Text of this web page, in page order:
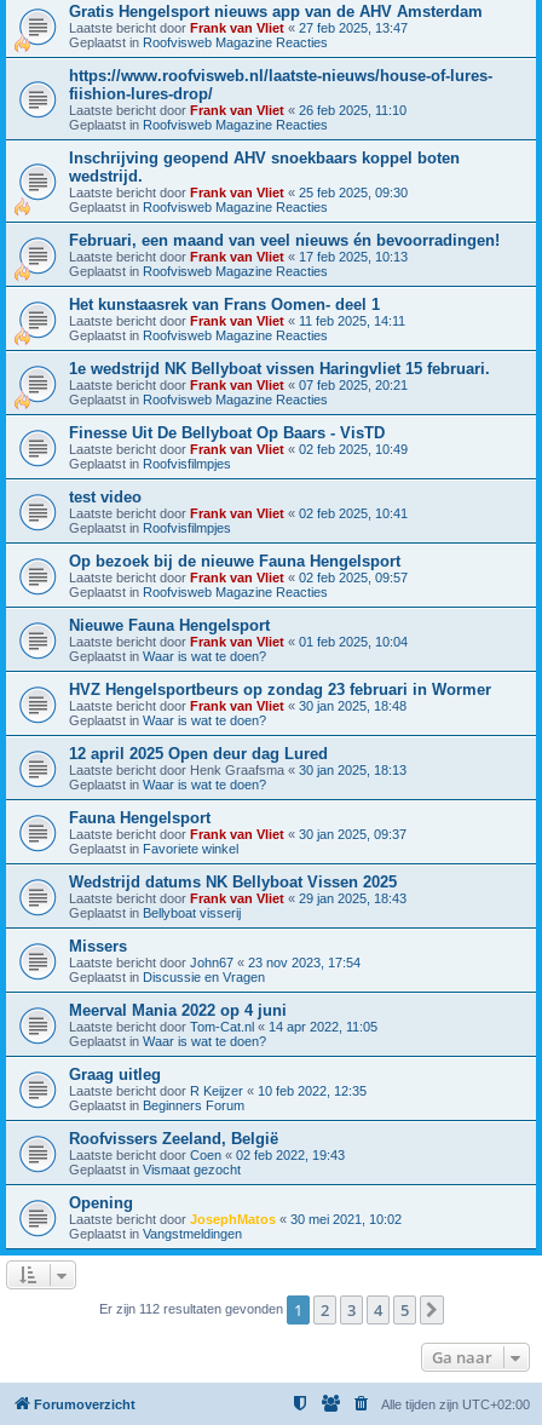
Gratis Hengelsport nieuws app van de AHV Amsterdam
Laatste bericht door Frank van Vliet « 27 feb 2025, 13:47
Geplaatst in Roofvisweb Magazine Reacties
https://www.roofvisweb.nl/laatste-nieuws/house-of-lures-
fiishion-lures-drop/
Laatste bericht door Frank van Vliet « 26 feb 2025, 11:10
Geplaatst in Roofvisweb Magazine Reacties
Inschrijving geopend AHV snoekbaars koppel boten
wedstrijd.
Laatste bericht door Frank van Vliet « 25 feb 2025, 09:30
Geplaatst in Roofvisweb Magazine Reacties
Februari, een maand van veel nieuws én bevoorradingen!
Laatste bericht door Frank van Vliet « 17 feb 2025, 10:13
Geplaatst in Roofvisweb Magazine Reacties
Het kunstaasrek van Frans Oomen- deel 1
Laatste bericht door Frank van Vliet « 11 feb 2025, 14:11
Geplaatst in Roofvisweb Magazine Reacties
1e wedstrijd NK Bellyboat vissen Haringvliet 15 februari.
Laatste bericht door Frank van Vliet « 07 feb 2025, 20:21
Geplaatst in Roofvisweb Magazine Reacties
Finesse Uit De Bellyboat Op Baars - VisTD
Laatste bericht door Frank van Vliet « 02 feb 2025, 10:49
Geplaatst in Roofvisfilmpjes
test video
Laatste bericht door Frank van Vliet « 02 feb 2025, 10:41
Geplaatst in Roofvisfilmpjes
Op bezoek bij de nieuwe Fauna Hengelsport
Laatste bericht door Frank van Vliet « 02 feb 2025, 09:57
Geplaatst in Roofvisweb Magazine Reacties
Nieuwe Fauna Hengelsport
Laatste bericht door Frank van Vliet « 01 feb 2025, 10:04
Geplaatst in Waar is wat te doen?
HVZ Hengelsportbeurs op zondag 23 februari in Wormer
Laatste bericht door Frank van Vliet « 30 jan 2025, 18:48
Geplaatst in Waar is wat te doen?
12 april 2025 Open deur dag Lured
Laatste bericht door Henk Graafsma « 30 jan 2025, 18:13
Geplaatst in Waar is wat te doen?
Fauna Hengelsport
Laatste bericht door Frank van Vliet « 30 jan 2025, 09:37
Geplaatst in Favoriete winkel
Wedstrijd datums NK Bellyboat Vissen 2025
Laatste bericht door Frank van Vliet « 29 jan 2025, 18:43
Geplaatst in Bellyboat visserij
Missers
Laatste bericht door John67 « 23 nov 2023, 17:54
Geplaatst in Discussie en Vragen
Meerval Mania 2022 op 4 juni
Laatste bericht door Tom-Cat.nl « 14 apr 2022, 11:05
Geplaatst in Waar is wat te doen?
Graag uitleg
Laatste bericht door R Keijzer « 10 feb 2022, 12:35
Geplaatst in Beginners Forum
Roofvissers Zeeland, België
Laatste bericht door Coen « 02 feb 2022, 19:43
Geplaatst in Vismaat gezocht
Opening
Laatste bericht door JosephMatos « 30 mei 2021, 10:02
Geplaatst in Vangstmeldingen
Er zijn 112 resultaten gevonden 1 2 3 4 5
Ga naar
Forumoverzicht Alle tijden zijn UTC+02:00